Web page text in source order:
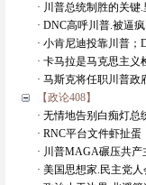
· 川普总统制胜的关键
· DNC高呼川普.被逼
· 小肯尼迪投靠川普；
· 卡马拉是马克思主义
· 马斯克将任职川普政
【政论408】
· 无情地告别白痴灯总
· RNC平台文件虾扯
· 川普MAGA碾压共
· 美国思想家.民主党人